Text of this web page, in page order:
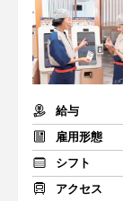
給与
雇用形態
シフト
アクセス